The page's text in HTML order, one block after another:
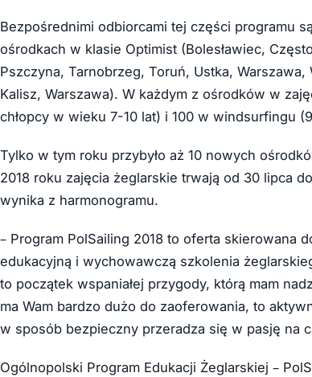
Bezpośrednimi odbiorcami tej części programu
ośrodkach w klasie Optimist (Bolesławiec,
Pszczyna, Tarnobrzeg, Toruń, Ustka,
Kalisz, Warszawa). W każdym z ośrodków w
chłopcy w wieku 7-10 lat) i 100 w windsurfingu
Tylko w tym roku przybyło aż 10 nowych
2018 roku zajęcia żeglarskie trwają od 30 lipca
wynika z harmonogramu.
– Program PolSailing 2018 to oferta skierowana
edukacyjną i wychowawczą szkolenia
to początek wspaniałej przygody, którą mam
ma Wam bardzo dużo do zaoferowania, to
w sposób bezpieczny przeradza się w pasję na
Ogólnopolski Program Edukacji Żeglarskiej –